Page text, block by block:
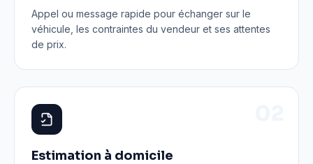
Appel ou message rapide pour échanger sur le
véhicule, les contraintes du vendeur et ses attentes
de prix.
Estimation à domicile